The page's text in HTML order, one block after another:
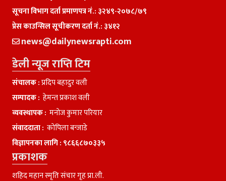
सूचना विभाग दर्ता प्रमाणपत्र नं.: ३२४९-२०७८/७९
प्रेस काउन्सिल सूचीकरण दर्ता नं.: ३४१२
news@dailynewsrapti.com
डेली न्यूज राप्ति टिम
संचालक :प्रदिप बहादुर वली
सम्पादक : हेमन्त प्रकाश वली
व्यवस्थापक : मनाेज कुमार परियार
संवाददाता : काेपिला बन्जाडे
विज्ञापनका लागि : ९८६६८७०३३५
प्रकाशक
शहिद महान स्मृति संचार गृह प्रा.ली.